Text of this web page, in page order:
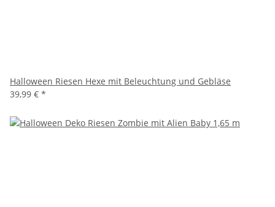
Halloween Riesen Hexe mit Beleuchtung und Gebläse
39,99 € *